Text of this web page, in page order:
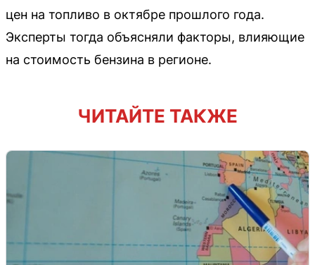
цен на топливо в октябре прошлого года.
Эксперты тогда объясняли факторы, влияющие
на стоимость бензина в регионе.
ЧИТАЙТЕ ТАКЖЕ